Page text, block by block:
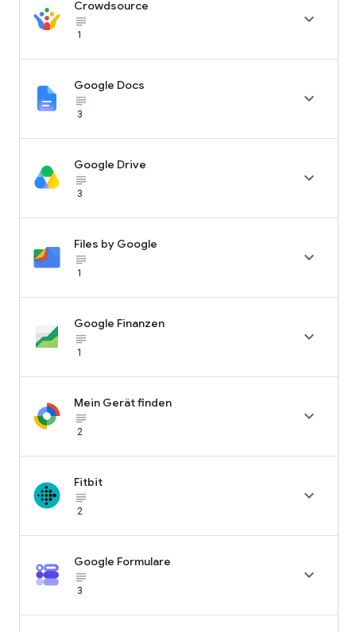
Crowdsource
subject_black
1

Google Docs
subject_black
3

Google Drive
subject_black
3

Files by Google
subject_black
1

Google Finanzen
subject_black
1

Mein Gerät finden
subject_black
2

Fitbit
subject_black
2

Google Formulare
subject_black
3
